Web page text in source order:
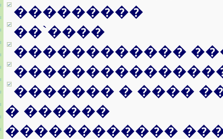
���������
��`����
������������
������� � ����
� ������
������������